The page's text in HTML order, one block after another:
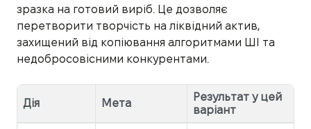
зразка на готовий виріб. Це дозволяє
перетворити творчість на ліквідний актив,
захищений від копіювання алгоритмами ШІ та
недобросовісними конкурентами.
Дія Мета
Результат у цей
варіант